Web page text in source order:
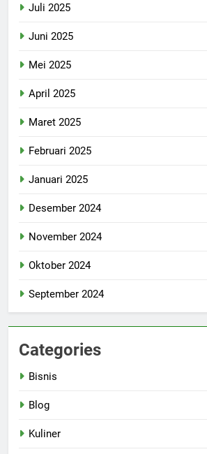
Juli 2025
Juni 2025
Mei 2025
April 2025
Maret 2025
Februari 2025
Januari 2025
Desember 2024
November 2024
Oktober 2024
September 2024
Categories
Bisnis
Blog
Kuliner